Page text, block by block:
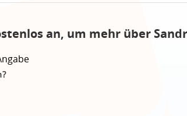
an, um mehr über